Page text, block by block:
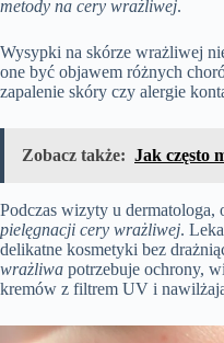
metody na cery wrażliwej.
Wysypki na skórze wrażliwej
one być objawem różnych
zapalenie skóry czy alergie
Zobacz także: Jak często
Podczas wizyty u dermatologa,
pielęgnacji cery wrażliwej.
delikatne kosmetyki bez
wrażliwa potrzebuje ochrony,
kremów z filtrem UV i